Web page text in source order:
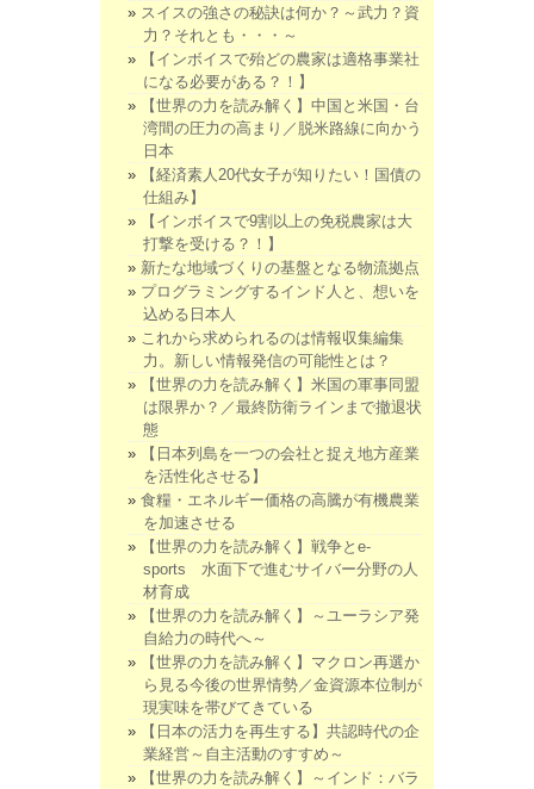
スイスの強さの秘訣は何か？～武力？資
力？それとも・・・～
【インボイスで殆どの農家は適格事業社
になる必要がある？！】
【世界の力を読み解く】中国と米国・台
湾間の圧力の高まり／脱米路線に向かう
日本
【経済素人20代女子が知りたい！国債の
仕組み】
【インボイスで9割以上の免税農家は大
打撃を受ける？！】
新たな地域づくりの基盤となる物流拠点
プログラミングするインド人と、想いを
込める日本人
これから求められるのは情報収集編集
力。新しい情報発信の可能性とは？
【世界の力を読み解く】米国の軍事同盟
は限界か？／最終防衛ラインまで撤退状
態
【日本列島を一つの会社と捉え地方産業
を活性化させる】
食糧・エネルギー価格の高騰が有機農業
を加速させる
【世界の力を読み解く】戦争とe-
sports 水面下で進むサイバー分野の人
材育成
【世界の力を読み解く】～ユーラシア発
自給力の時代へ～
【世界の力を読み解く】マクロン再選か
ら見る今後の世界情勢／金資源本位制が
現実味を帯びてきている
【日本の活力を再生する】共認時代の企
業経営～自主活動のすすめ～
【世界の力を読み解く】～インド：バラ